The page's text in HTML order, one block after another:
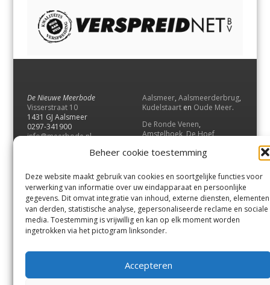
Beheer cookie toestemming
Deze website maakt gebruik van cookies en soortgelijke functies voor
verwerking van informatie over uw eindapparaat en persoonlijke
gegevens. Dit omvat integratie van inhoud, externe diensten, elementen
van derden, statistische analyse, gepersonaliseerde reclame en sociale
media. Toestemming is vrijwillig en kan op elk moment worden
ingetrokken via het pictogram linksonder.
Accepteren
De Nieuwe Meerbode
Visserstraat 10
1431 GJ Aalsmeer
0297-341900
info@meerbode.nl
Aalsmeer, Aalsmeerderbrug,
Kudelstaart en Oude Meer.
De Ronde Venen,
Amstelhoek,De Hoef,
Vrouwenakker,Waverveen
UithoornenDe Kwakel.
Contact
Andere uitgaven
Bezorgklacht
Vacatures
Voorwaarden
Privacyverklaring